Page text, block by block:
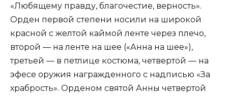
«Любящему правду, благочестие, верность».
Орден первой степени носили на широкой
красной с желтой каймой ленте через плечо,
второй — на ленте на шее («Анна на шее»),
третьей — в петлице костюма, четвертой — на
эфесе оружия награжденного с надписью «За
храбрость». Орденом святой Анны четвертой